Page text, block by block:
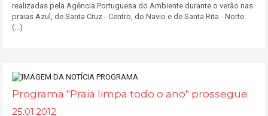
realizadas pela Agência Portuguesa do Ambiente durante o verão nas
praias Azul, de Santa Cruz - Centro, do Navio e de Santa Rita - Norte.
(...)
Programa "Praia limpa todo o ano" prossegue
25.01.2012